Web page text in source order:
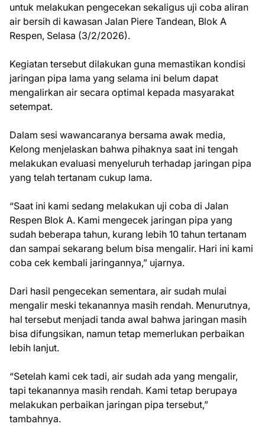
untuk melakukan pengecekan sekaligus uji coba aliran
air bersih di kawasan Jalan Piere Tandean, Blok A
Respen, Selasa (3/2/2026).
Kegiatan tersebut dilakukan guna memastikan kondisi
jaringan pipa lama yang selama ini belum dapat
mengalirkan air secara optimal kepada masyarakat
setempat.
Dalam sesi wawancaranya bersama awak media,
Kelong menjelaskan bahwa pihaknya saat ini tengah
melakukan evaluasi menyeluruh terhadap jaringan pipa
yang telah tertanam cukup lama.
“Saat ini kami sedang melakukan uji coba di Jalan
Respen Blok A. Kami mengecek jaringan pipa yang
sudah beberapa tahun, kurang lebih 10 tahun tertanam
dan sampai sekarang belum bisa mengalir. Hari ini kami
coba cek kembali jaringannya,” ujarnya.
Dari hasil pengecekan sementara, air sudah mulai
mengalir meski tekanannya masih rendah. Menurutnya,
hal tersebut menjadi tanda awal bahwa jaringan masih
bisa difungsikan, namun tetap memerlukan perbaikan
lebih lanjut.
“Setelah kami cek tadi, air sudah ada yang mengalir,
tapi tekanannya masih rendah. Kami tetap berupaya
melakukan perbaikan jaringan pipa tersebut,”
tambahnya.